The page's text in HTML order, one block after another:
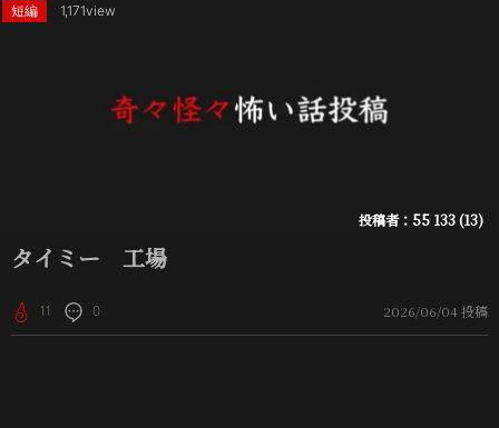
投稿者：55 133 (13)
短編 1,171view
タイミー 工場
11 0 2026/06/04 投稿